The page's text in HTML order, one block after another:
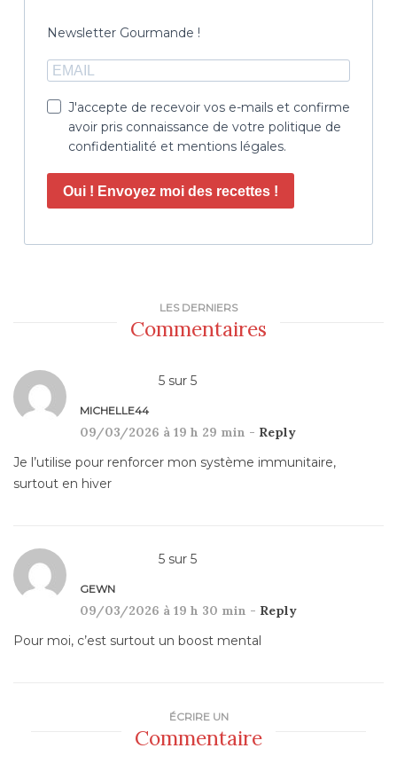
Newsletter Gourmande !
J'accepte de recevoir vos e-mails et confirme
avoir pris connaissance de votre politique de
confidentialité et mentions légales.
Oui ! Envoyez moi des recettes !
LES DERNIERS
Commentaires
5 sur 5
MICHELLE44
09/03/2026 à 19 h 29 min - Reply
Je l’utilise pour renforcer mon système immunitaire,
surtout en hiver
5 sur 5
GEWN
09/03/2026 à 19 h 30 min - Reply
Pour moi, c’est surtout un boost mental
ÉCRIRE UN
Commentaire